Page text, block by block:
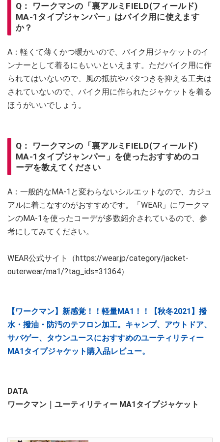
Q： ワークマンの「裏アルミFIELD(フィールド)
MA-1タイプジャンパー」はバイク用に使えます
か？
A：軽くて薄くかつ暖かいので、バイク用ジャケットのイ
ンナーとして着るにもいいといえます。ただバイク用に作
られてはいないので、風の抵抗やバタつきを抑える工夫は
されていないので、バイク用に作られたジャケットを着る
ほうがいいでしょう。
Q： ワークマンの「裏アルミFIELD(フィールド)
MA-1タイプジャンパー」を使ったおすすめのコ
ーデを教えてください
A：一般的なMA-1と変わらないシルエットなので、カジュ
アルに着こなすのがおすすめです。「WEAR」にワークマ
ンのMA-1を使ったコーデが多数紹介されているので、参
考にしてみてください。
WEAR公式サイト（https://wear.jp/category/jacket-
outerwear/ma1/?tag_ids=31364）
【ワークマン】新感覚！！軽量MA1！！【秋冬2021】撥
水・撥油・防汚のテフロン加工。キャンプ、アウトドア、
サバゲー、タウンユースにおすすめのユーティリティー
MA1タイプジャケット購入品レビュー。
DATA
ワークマン｜ユーティリティー MA1タイプジャケット